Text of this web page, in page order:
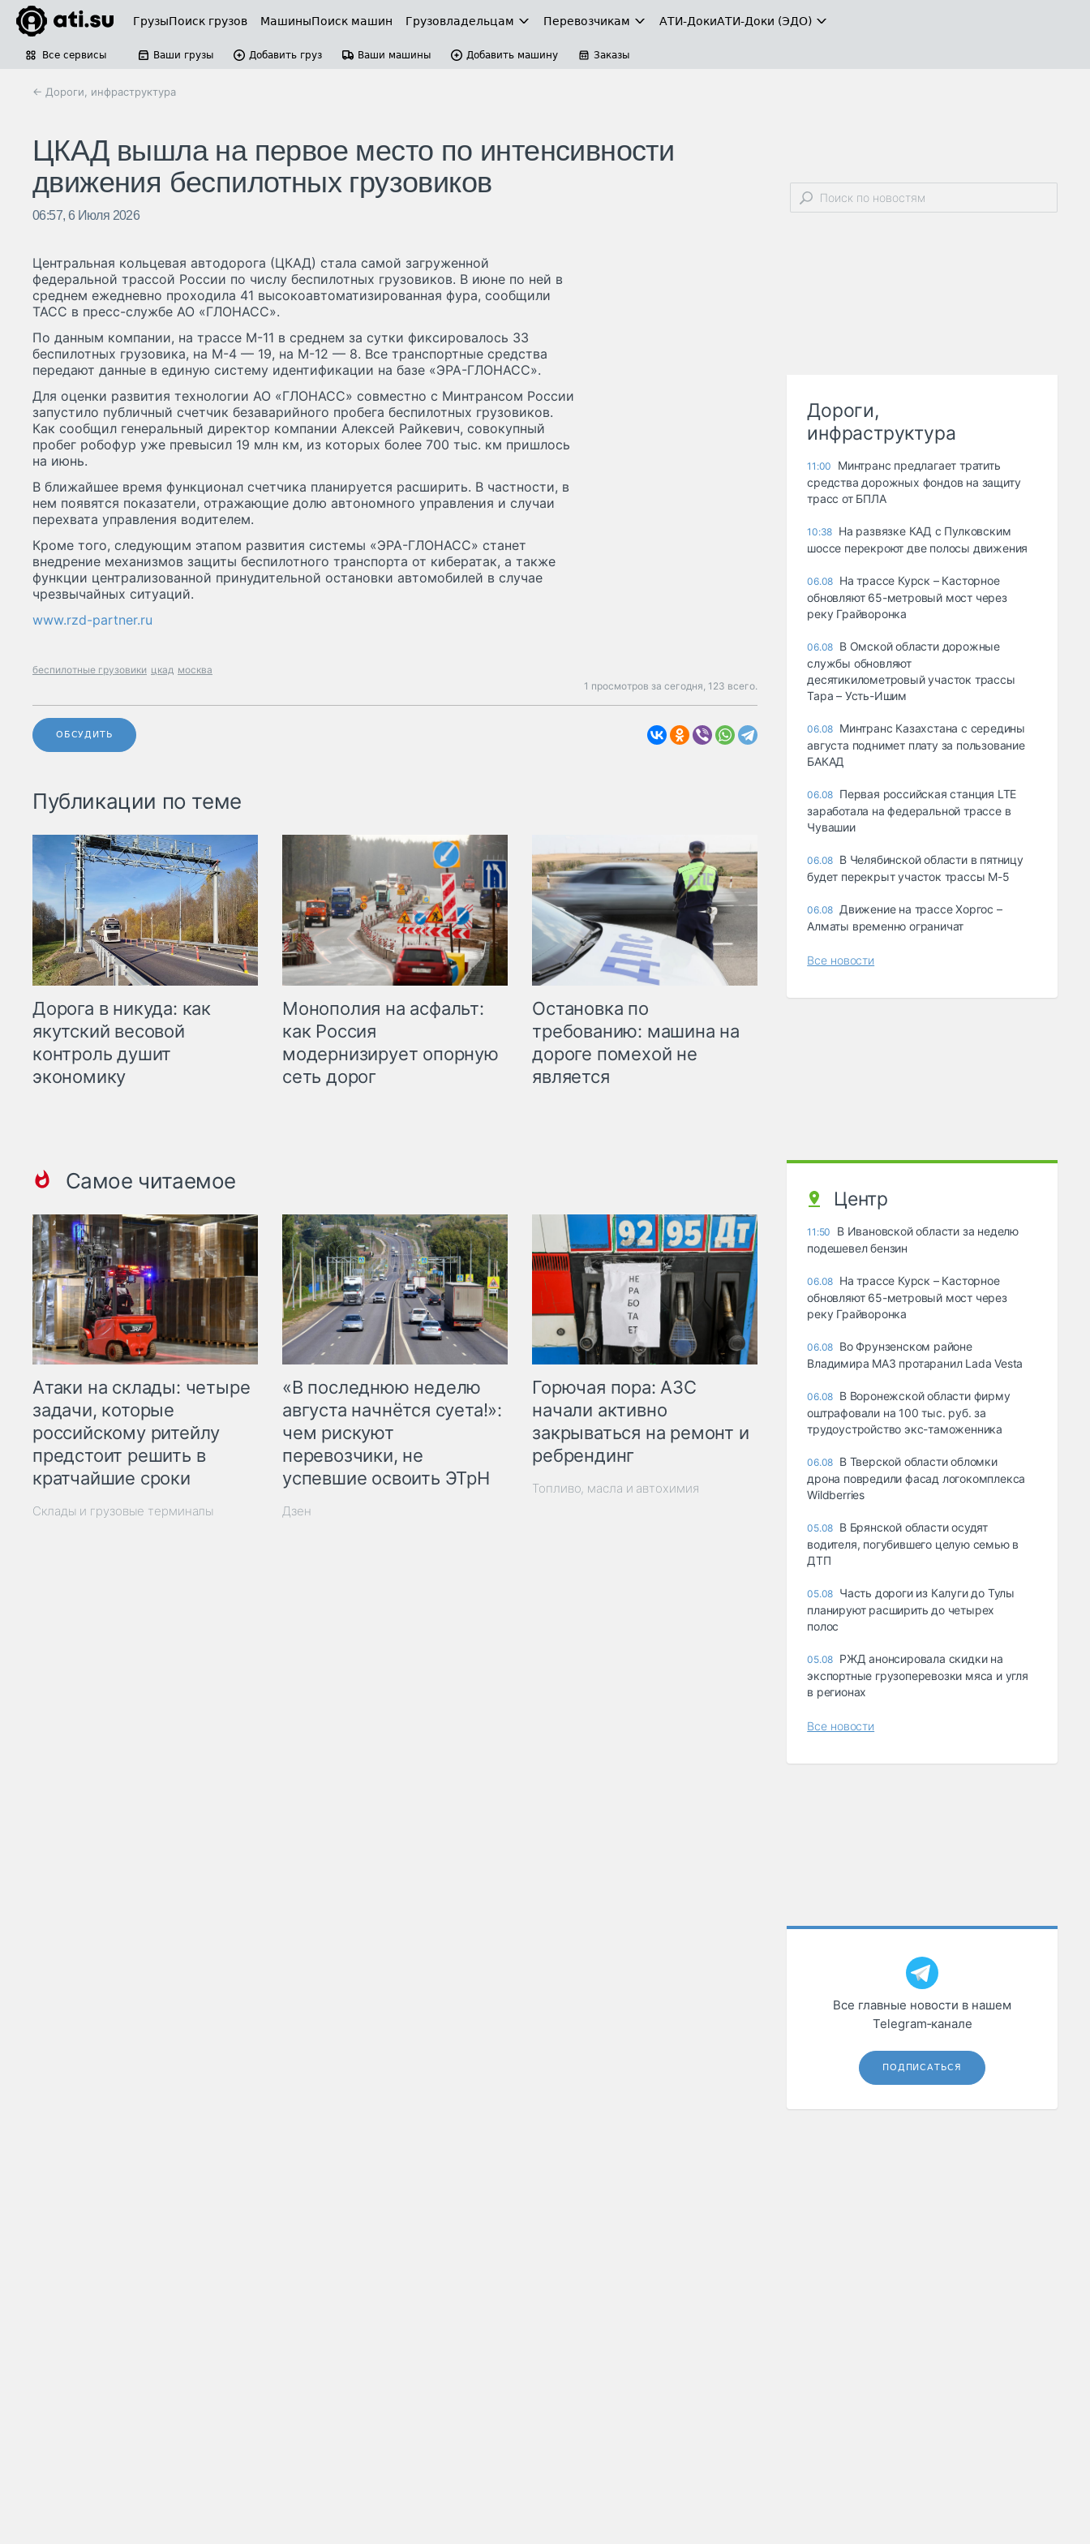
ГрузыПоиск грузов МашиныПоиск машин Грузовладельцам Перевозчикам АТИ-ДокиАТИ-Доки (ЭДО)
Все сервисы Ваши грузы Добавить груз Ваши машины Добавить машину Заказы
← Дороги, инфраструктура
ЦКАД вышла на первое место по интенсивности
движения беспилотных грузовиков
06:57, 6 Июля 2026
Центральная кольцевая автодорога (ЦКАД) стала самой загруженной
федеральной трассой России по числу беспилотных грузовиков. В июне по ней в
среднем ежедневно проходила 41 высокоавтоматизированная фура, сообщили
ТАСС в пресс-службе АО «ГЛОНАСС».
По данным компании, на трассе М-11 в среднем за сутки фиксировалось 33
беспилотных грузовика, на М-4 — 19, на М-12 — 8. Все транспортные средства
передают данные в единую систему идентификации на базе «ЭРА-ГЛОНАСС».
Для оценки развития технологии АО «ГЛОНАСС» совместно с Минтрансом России
запустило публичный счетчик безаварийного пробега беспилотных грузовиков.
Как сообщил генеральный директор компании Алексей Райкевич, совокупный
пробег робофур уже превысил 19 млн км, из которых более 700 тыс. км пришлось
на июнь.
В ближайшее время функционал счетчика планируется расширить. В частности, в
нем появятся показатели, отражающие долю автономного управления и случаи
перехвата управления водителем.
Кроме того, следующим этапом развития системы «ЭРА-ГЛОНАСС» станет
внедрение механизмов защиты беспилотного транспорта от кибератак, а также
функции централизованной принудительной остановки автомобилей в случае
чрезвычайных ситуаций.
www.rzd-partner.ru
беспилотные грузовики цкад москва
1 просмотров за сегодня, 123 всего.
ОБСУДИТЬ
Публикации по теме
Дорога в никуда: как
якутский весовой
контроль душит
экономику
Монополия на асфальт:
как Россия
модернизирует опорную
сеть дорог
Остановка по
требованию: машина на
дороге помехой не
является
Самое читаемое
Атаки на склады: четыре
задачи, которые
российскому ритейлу
предстоит решить в
кратчайшие сроки
Склады и грузовые терминалы
«В последнюю неделю
августа начнётся суета!»:
чем рискуют
перевозчики, не
успевшие освоить ЭТрН
Дзен
Горючая пора: АЗС
начали активно
закрываться на ремонт и
ребрендинг
Топливо, масла и автохимия
Дороги,
инфраструктура
11:00
Минтранс предлагает тратить
средства дорожных фондов на защиту
трасс от БПЛА
10:38 На развязке КАД с Пулковским
шоссе перекроют две полосы движения
06.08 На трассе Курск – Касторное
обновляют 65-метровый мост через
реку Грайворонка
06.08 В Омской области дорожные
службы обновляют
десятикилометровый участок трассы
Тара – Усть-Ишим
06.08 Минтранс Казахстана с середины
августа поднимет плату за пользование
БАКАД
06.08 Первая российская станция LTE
заработала на федеральной трассе в
Чувашии
06.08 В Челябинской области в пятницу
будет перекрыт участок трассы М-5
06.08 Движение на трассе Хоргос –
Алматы временно ограничат
Все новости
Центр
11:50
В Ивановской области за неделю
подешевел бензин
06.08 На трассе Курск – Касторное
обновляют 65-метровый мост через
реку Грайворонка
06.08 Во Фрунзенском районе
Владимира МАЗ протаранил Lada Vesta
06.08 В Воронежской области фирму
оштрафовали на 100 тыс. руб. за
трудоустройство экс-таможенника
06.08 В Тверской области обломки
дрона повредили фасад логокомплекса
Wildberries
05.08 В Брянской области осудят
водителя, погубившего целую семью в
ДТП
05.08 Часть дороги из Калуги до Тулы
планируют расширить до четырех
полос
05.08 РЖД анонсировала скидки на
экспортные грузоперевозки мяса и угля
в регионах
Все новости
Все главные новости в нашем
Telegram‑канале
ПОДПИСАТЬСЯ